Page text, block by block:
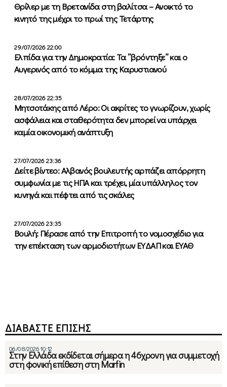
Θρίλερ με τη Βρετανίδα στη βαλίτσα – Ανοικτό το
κινητό της μέχρι το πρωί της Τετάρτης
29/07/2026 22:00
Ελπίδα για την Δημοκρατία: Τα ”βρόντηξε” και ο
Αυγερινός από το κόμμα της Καρυστιανού
28/07/2026 22:35
Μητσοτάκης από Λέρο: Οι ακρίτες το γνωρίζουν, χωρίς
ασφάλεια και σταθερότητα δεν μπορεί να υπάρχει
καμία οικονομική ανάπτυξη
27/07/2026 23:36
Δείτε βίντεο: Αλβανός βουλευτής αρπάζει απόρρητη
συμφωνία με τις ΗΠΑ και τρέχει, μία υπάλληλος τον
κυνηγά και πέφτει από τις σκάλες
27/07/2026 23:35
Βουλή: Πέρασε από την Επιτροπή το νομοσχέδιο για
την επέκταση των αρμοδιοτήτων ΕΥΔΑΠ και ΕΥΑΘ
ΔΙΑΒΑΣΤΕ ΕΠΙΣΗΣ
06/08/2026 10:12
Στην Ελλάδα εκδίδεται σήμερα η 46χρονη για συμμετοχή
στη φονική επίθεση στη Marfin